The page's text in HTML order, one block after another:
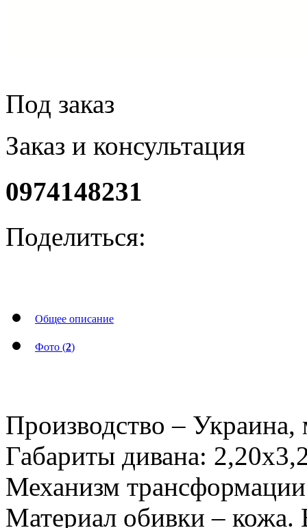
Под заказ
Заказ и консультация
0974148231
Поделиться:
Общее описание
Фото (2)
Производство –
Габариты дивана:
Механизм
Материал обивки – кожа.